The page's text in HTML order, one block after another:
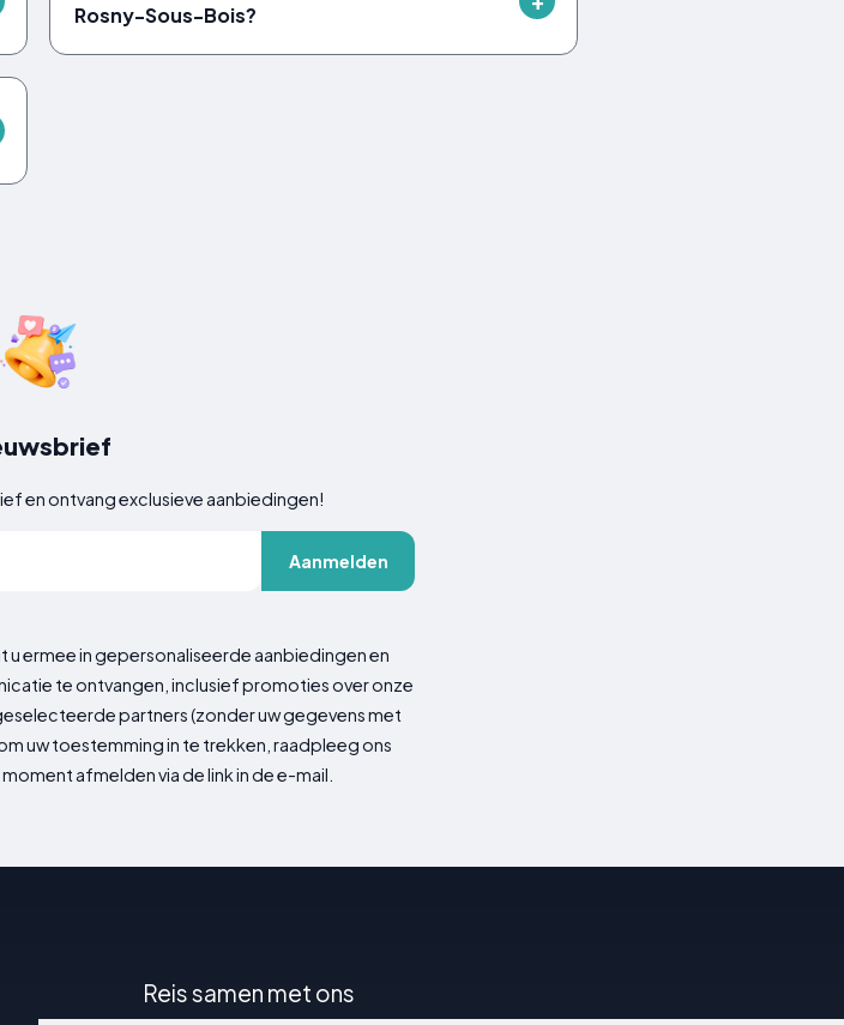
Rosny-Sous-Bois?
en ontvang exclusieve aanbiedingen!
Aanmelden
u ermee in gepersonaliseerde aanbiedingen en
te ontvangen, inclusief promoties over onze
partners (zonder uw gegevens met
uw toestemming in te trekken, raadpleeg ons
afmelden via de link in de e-mail.
Reis samen met ons